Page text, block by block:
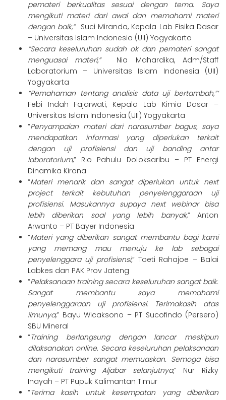
pemateri berkualitas sesuai dengan tema. Saya
mengikuti materi dari awal dan memahami materi
dengan baik,” Suci Miranda, Kepala Lab Fisika Dasar
– Universitas Islam Indonesia (UII) Yogyakarta
“Secara keseluruhan sudah ok dan pemateri sangat
menguasai materi,” Nia Mahardika, Adm/Staff
Laboratorium – Universitas Islam Indonesia (UII)
Yogyakarta
“Pemahaman tentang analisis data uji bertambah,”‘
Febi Indah Fajarwati, Kepala Lab Kimia Dasar –
Universitas Islam Indonesia (UII) Yogyakarta
“Penyampaian materi dari narasumber bagus, saya
mendapatkan informasi yang diperlukan terkait
dengan uji profisiensi dan uji banding antar
laboratorium,” Rio Pahulu Doloksaribu – PT Energi
Dinamika Kirana
“Materi menarik dan sangat diperlukan untuk next
project terkait kebutuhan penyelenggaraan uji
profisiensi. Masukannya supaya next webinar bisa
lebih diberikan soal yang lebih banyak,” Anton
Arwanto – PT Bayer Indonesia
“Materi yang diberikan sangat membantu bagi kami
yang memang mau menuju ke lab sebagai
penyelenggara uji profisiensi,” Toeti Rahajoe – Balai
Labkes dan PAK Prov Jateng
“Pelaksanaan training secara keseluruhan sangat baik.
Sangat membantu saya memahami
penyelenggaraan uji profisiensi. Terimakasih atas
ilmunya,” Bayu Wicaksono – PT Sucofindo (Persero)
SBU Mineral
“Training berlangsung dengan lancar meskipun
dilaksanakan online. Secara keseluruhan pelaksanaan
dan narasumber sangat memuaskan. Semoga bisa
mengikuti training Aljabar selanjutnya,” Nur Rizky
Inayah – PT Pupuk Kalimantan Timur
“Terima kasih untuk kesempatan yang diberikan